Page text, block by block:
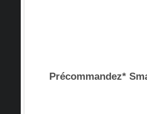
Précommandez*